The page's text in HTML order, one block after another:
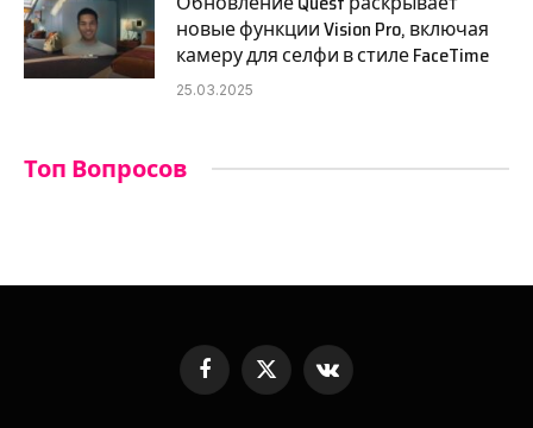
новые функции Vision Pro, включая
камеру для селфи в стиле FaceTime
25.03.2025
Топ Вопросов
Facebook
X
(Twitter)
VKontakte